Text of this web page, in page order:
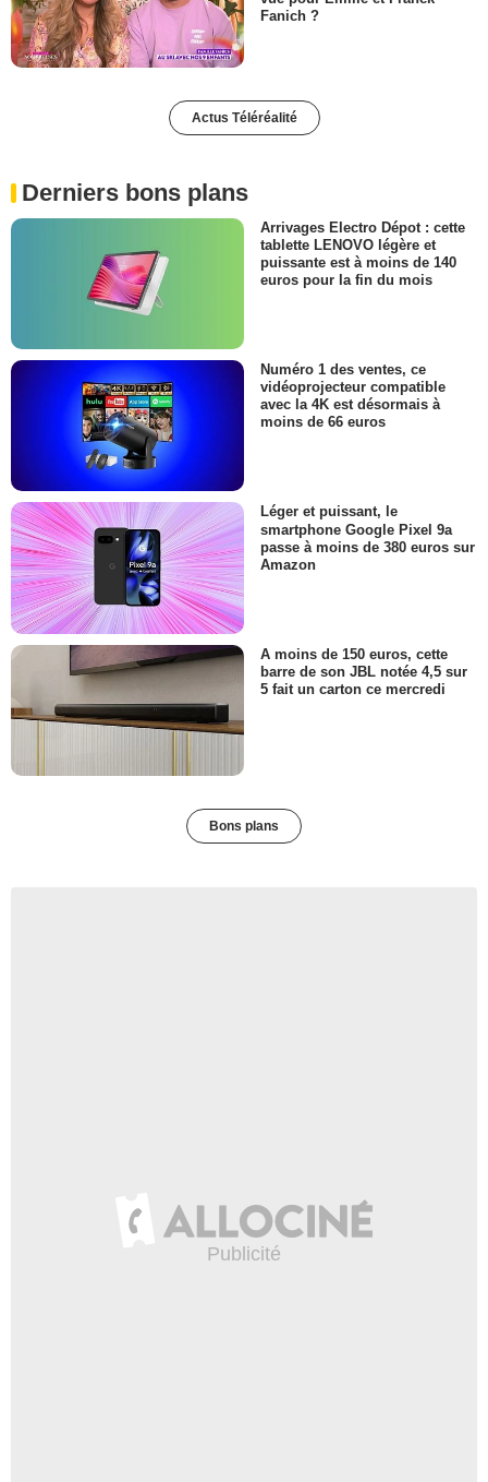
Fanich ?
Actus Téléréalité
Derniers bons plans
Arrivages Electro Dépot : cette
tablette LENOVO légère et
puissante est à moins de 140
euros pour la fin du mois
Numéro 1 des ventes, ce
vidéoprojecteur compatible
avec la 4K est désormais à
moins de 66 euros
Léger et puissant, le
smartphone Google Pixel 9a
passe à moins de 380 euros sur
Amazon
A moins de 150 euros, cette
barre de son JBL notée 4,5 sur
5 fait un carton ce mercredi
Bons plans